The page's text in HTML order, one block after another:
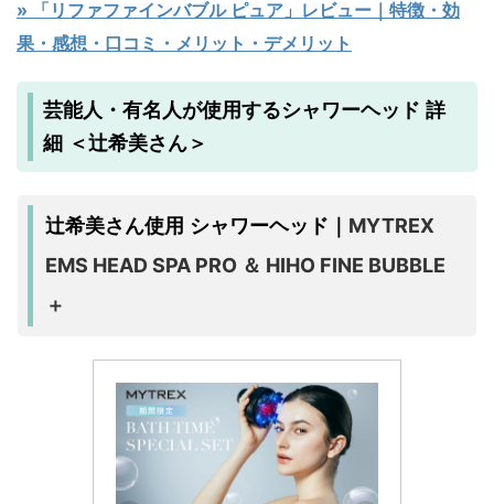
» 「リファファインバブル ピュア」レビュー｜特徴・効
果・感想・口コミ・メリット・デメリット
芸能人・有名人が使用するシャワーヘッド 詳
細 ＜辻希美さん＞
辻希美さん使用 シャワーヘッド｜ MYTREX
EMS HEAD SPA PRO ＆ HIHO FINE BUBBLE
＋